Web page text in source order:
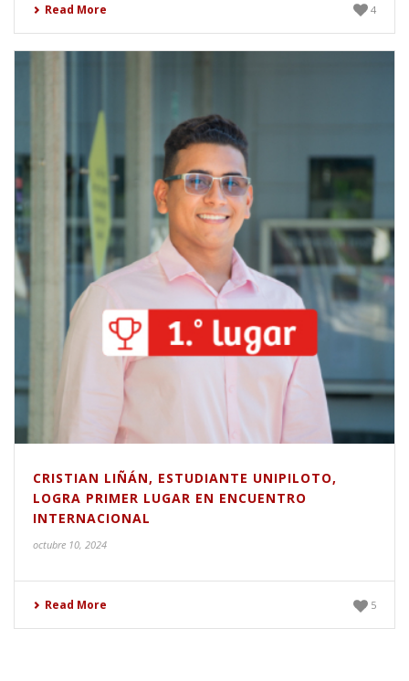
Read More 4
CRISTIAN LIÑÁN, ESTUDIANTE UNIPILOTO,
LOGRA PRIMER LUGAR EN ENCUENTRO
INTERNACIONAL
octubre 10, 2024
Read More 5